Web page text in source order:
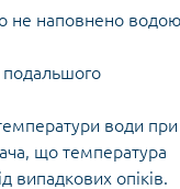
не наповнено
подальшого
води при
що температура
випадкових опіків.